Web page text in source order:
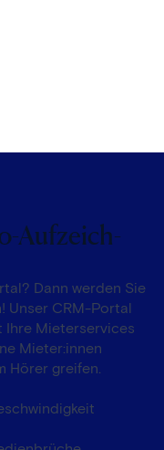
Auf­zeich­
Dann werden Sie
Unser CRM-Portal
Mieter­services
Mieter:innen
Hörer greifen.